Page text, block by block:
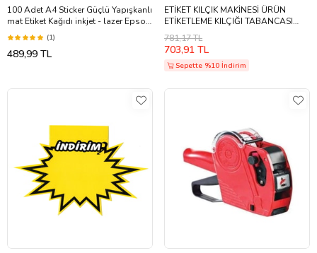
100 Adet A4 Sticker Güçlü Yapışkanlı
mat Etiket Kağıdı inkjet - lazer Epson
Tanklı yazıcılar için
(1)
489,99 TL
ETİKET KILÇIK MAKİNESİ ÜRÜN
ETİKETLEME KILÇIĞI TABANCASI
(5343)
781,17 TL
703,91 TL
Sepette %10 İndirim